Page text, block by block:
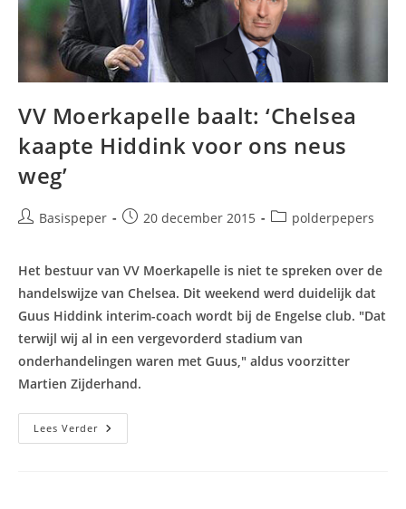
VV Moerkapelle baalt: ‘Chelsea
kaapte Hiddink voor ons neus
weg’
BerichtBasispeper
Bericht20 december 2015 Berichtcategorie:
polderpepers
Het bestuur van VV Moerkapelle is niet te spreken over de
handelswijze van Chelsea. Dit weekend werd duidelijk dat
Guus Hiddink interim-coach wordt bij de Engelse club. "Dat
terwijl wij al in een vergevorderd stadium van
onderhandelingen waren met Guus," aldus voorzitter
Martien Zijderhand.
Lees VerderVV
Moerkapelle